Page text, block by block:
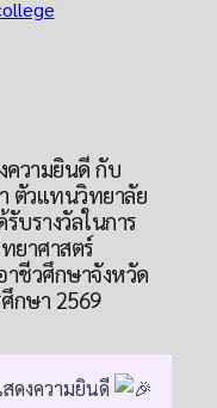
วามยินดี กับ
ตัวแทนวิทยาลัย
บรางวัลในการ
ยาศาสตร์
ชีวศึกษาจังหวัด
กษา 2569
ดงความยินดี